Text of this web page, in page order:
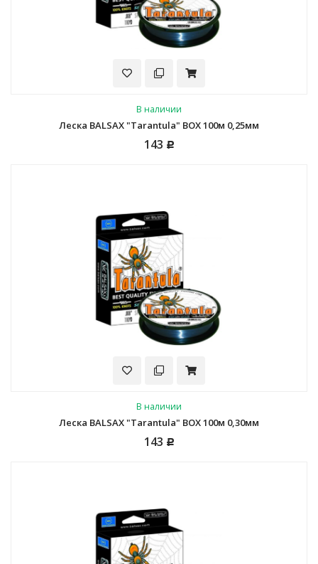
В наличии
Леска BALSAX "Tarantula" BOX 100м 0,25мм
143 Р
В наличии
Леска BALSAX "Tarantula" BOX 100м 0,30мм
143 Р